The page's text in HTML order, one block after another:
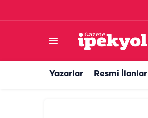
Yazarlar Resmi İlanlar